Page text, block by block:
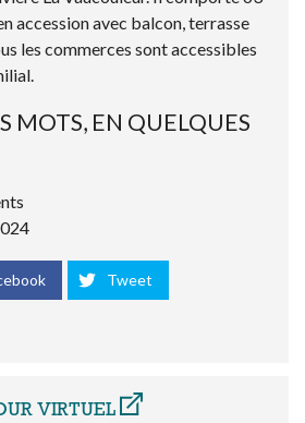
accession avec balcon, terrasse
les commerces sont accessibles
MOTS, EN QUELQUES
Tweet
VIRTUEL